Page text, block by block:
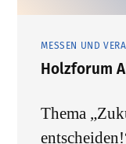
MESSEN UND
Holzforum
Thema